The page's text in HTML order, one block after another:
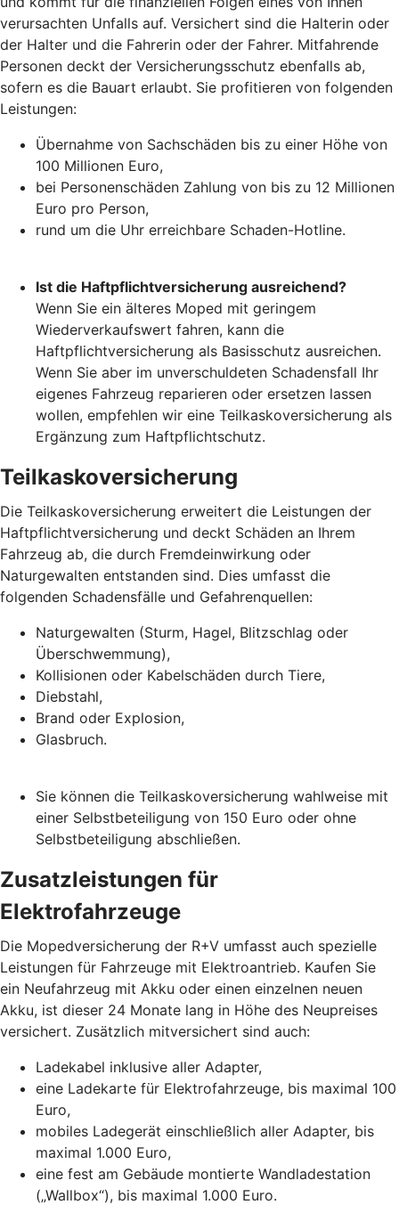
verursachten Unfalls auf. Versichert sind die Halterin oder
der Halter und die Fahrerin oder der Fahrer. Mitfahrende
Personen deckt der Versicherungsschutz ebenfalls ab,
sofern es die Bauart erlaubt. Sie profitieren von folgenden
Leistungen:
Übernahme von Sachschäden bis zu einer Höhe von
100 Millionen Euro,
bei Personenschäden Zahlung von bis zu 12 Millionen
Euro pro Person,
rund um die Uhr erreichbare Schaden-Hotline.
Ist die Haftpflichtversicherung ausreichend?
Wenn Sie ein älteres Moped mit geringem
Wiederverkaufswert fahren, kann die
Haftpflichtversicherung als Basisschutz ausreichen.
Wenn Sie aber im unverschuldeten Schadensfall Ihr
eigenes Fahrzeug reparieren oder ersetzen lassen
wollen, empfehlen wir eine Teilkaskoversicherung als
Ergänzung zum Haftpflichtschutz.
Teilkaskoversicherung
Die Teilkaskoversicherung erweitert die Leistungen der
Haftpflichtversicherung und deckt Schäden an Ihrem
Fahrzeug ab, die durch Fremdeinwirkung oder
Naturgewalten entstanden sind. Dies umfasst die
folgenden Schadensfälle und Gefahrenquellen:
Naturgewalten (Sturm, Hagel, Blitzschlag oder
Überschwemmung),
Kollisionen oder Kabelschäden durch Tiere,
Diebstahl,
Brand oder Explosion,
Glasbruch.
Sie können die Teilkaskoversicherung wahlweise mit
einer Selbstbeteiligung von 150 Euro oder ohne
Selbstbeteiligung abschließen.
Zusatzleistungen für
Elektrofahrzeuge
Die Mopedversicherung der R+V umfasst auch spezielle
Leistungen für Fahrzeuge mit Elektroantrieb. Kaufen Sie
ein Neufahrzeug mit Akku oder einen einzelnen neuen
Akku, ist dieser 24 Monate lang in Höhe des Neupreises
versichert. Zusätzlich mitversichert sind auch:
Ladekabel inklusive aller Adapter,
eine Ladekarte für Elektrofahrzeuge, bis maximal 100
Euro,
mobiles Ladegerät einschließlich aller Adapter, bis
maximal 1.000 Euro,
eine fest am Gebäude montierte Wandladestation
(„Wallbox“), bis maximal 1.000 Euro.